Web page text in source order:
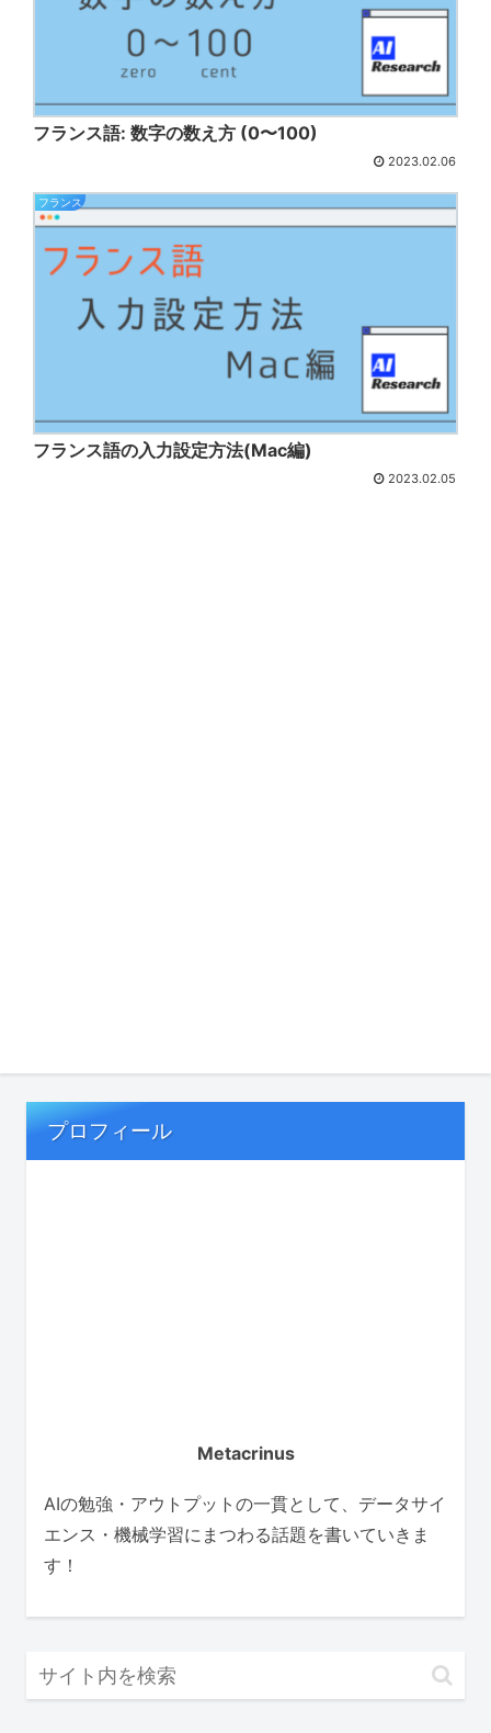
フランス語: 数字の数え方 (0〜100)
2023.02.06
フランス
フランス語の入力設定方法(Mac編)
2023.02.05
プロフィール
Metacrinus
AIの勉強・アウトプットの一貫として、データサイ
エンス・機械学習にまつわる話題を書いていきま
す！